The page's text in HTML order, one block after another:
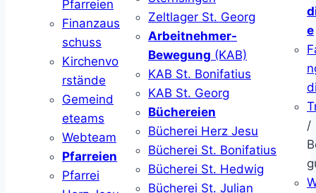
Pfarreien
Finanzaus
schuss
Kirchenvo
rstände
Gemeind
eteams
Webteam
Pfarreien
Pfarrei
Zeltlager St. Georg
Arbeitnehmer-
Bewegung (KAB)
KAB St. Bonifatius
KAB St. Georg
Büchereien
Bücherei Herz Jesu
Bücherei St. Bonifatius
Bücherei St. Hedwig
Bücherei St. Julian
e
/